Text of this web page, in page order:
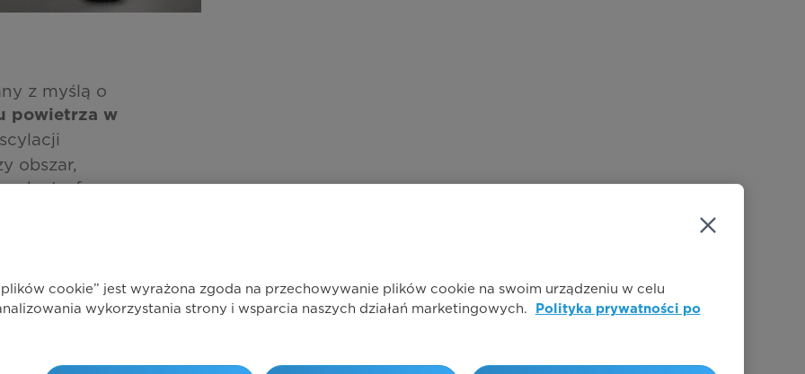
z myślą o
powietrza w
obszar,
stref.
podczas
wsparcie
cookie” jest wyrażona zgoda na przechowywanie plików cookie na swoim urządzeniu w celu
wykorzystania strony i wsparcia naszych działań marketingowych.
Polityka prywatności po